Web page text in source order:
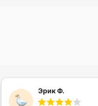
Эрик Ф.